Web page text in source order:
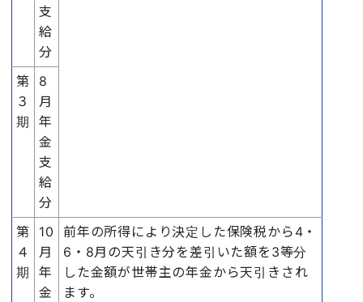
支
給
分
第
３
期
8
月
年
金
支
給
分
第
４
期
10
月
年
金
前年の所得により決定した保険税から4・
6・8月の天引き分を差引いた額を3等分
した金額が世帯主の年金から天引きされ
ます。